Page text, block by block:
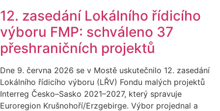
12. zasedání Lokálního řídicího
výboru FMP: schváleno 37
přeshraničních projektů
Dne 9. června 2026 se v Mostě uskutečnilo 12. zasedání
Lokálního řídicího výboru (LŘV) Fondu malých projektů
Interreg Česko–Sasko 2021–2027, který spravuje
Euroregion Krušnohoří/Erzgebirge. Výbor projednal a